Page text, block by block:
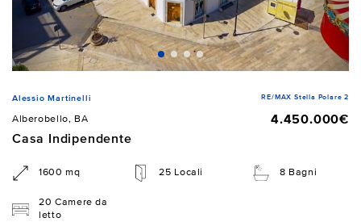
Alessio Martinelli RE/MAX Stella Polare 2
Alberobello, BA
4.450.000€
Casa Indipendente
1600 mq 25 Locali 8 Bagni
20 Camere da
letto